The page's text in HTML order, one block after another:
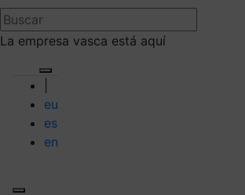
La empresa vasca está aquí
eu
es
en